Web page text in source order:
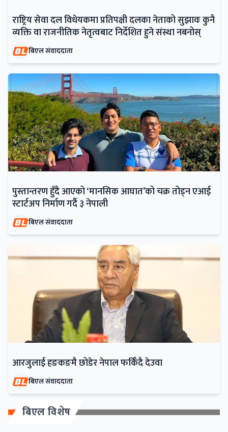
राष्ट्रिय सेवा दल विधेयकमा प्रतिपक्षी दलका नेताको सुझावः कुनै
व्यक्ति वा राजनीतिक नेतृत्वबाट निर्देशित हुने संस्था नबनोस्
बिएल संवाददाता
पुस्तान्तरण हुँदै आएको ‘मानसिक आघात’को चक्र तोड्न एआई
स्टार्टअप निर्माण गर्दै ३ नेपाली
बिएल संवाददाता
आरजुलाई हङकङमै छोडेर नेपाल फर्किँदै देउवा
बिएल संवाददाता
बिएल विशेष